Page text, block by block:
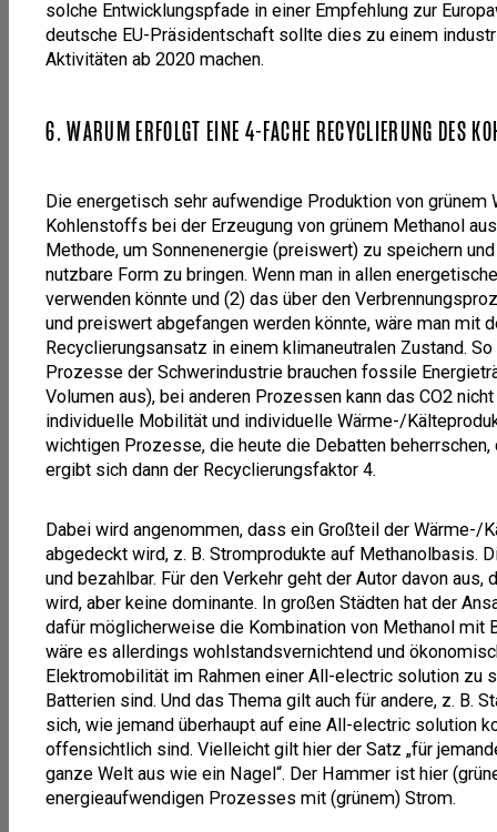
solche Entwicklungspfade in einer Empfehlung zur
deutsche EU-Präsidentschaft sollte dies zu einem
Aktivitäten ab 2020 machen.
6. WARUM ERFOLGT EINE 4-FACHE RECYCLIERUNG DES
Die energetisch sehr aufwendige Produktion von
Kohlenstoffs bei der Erzeugung von grünem Methanol
Methode, um Sonnenenergie (preiswert) zu speichern
nutzbare Form zu bringen. Wenn man in allen
verwenden könnte und (2) das über den
und preiswert abgefangen werden könnte, wäre man mit
Recyclierungsansatz in einem klimaneutralen Zustand.
Prozesse der Schwerindustrie brauchen fossile
Volumen aus), bei anderen Prozessen kann das CO2
individuelle Mobilität und individuelle Wärme-/
wichtigen Prozesse, die heute die Debatten
ergibt sich dann der Recyclierungsfaktor 4.
Dabei wird angenommen, dass ein Großteil der
abgedeckt wird, z. B. Stromprodukte auf Methanolbasis.
und bezahlbar. Für den Verkehr geht der Autor davon
wird, aber keine dominante. In großen Städten hat der
dafür möglicherweise die Kombination von Methanol mit
wäre es allerdings wohlstandsvernichtend und
Elektromobilität im Rahmen einer All-electric solution zu
Batterien sind. Und das Thema gilt auch für andere, z. B.
sich, wie jemand überhaupt auf eine All-electric solution
offensichtlich sind. Vielleicht gilt hier der Satz „für
ganze Welt aus wie ein Nagel“. Der Hammer ist hier
energieaufwendigen Prozesses mit (grünem) Strom.